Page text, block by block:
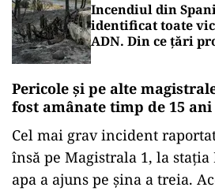
Incendiul din
identificat toate
ADN. Din ce țări
Pericole și pe alte
fost amânate timp de 15 ani
Cel mai grav incident
însă pe Magistrala 1, la
apa a ajuns pe șina a treia.